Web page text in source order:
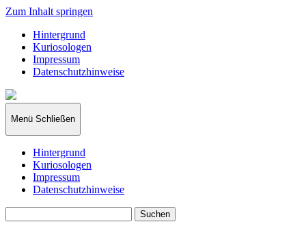
Zum Inhalt springen
Hintergrund
Kuriosologen
Impressum
Datenschutzhinweise
kuriosologie.de
Menü Schließen
Hintergrund
Kuriosologen
Impressum
Datenschutzhinweise
nach: